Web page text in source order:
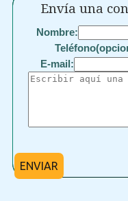
Envía una
Nombre:
E-mail:
ENVIAR